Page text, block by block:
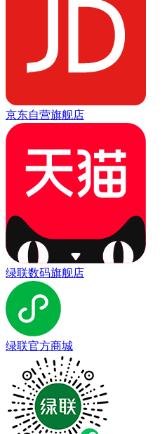
京东自营旗舰店
绿联数码旗舰店
绿联官方商城